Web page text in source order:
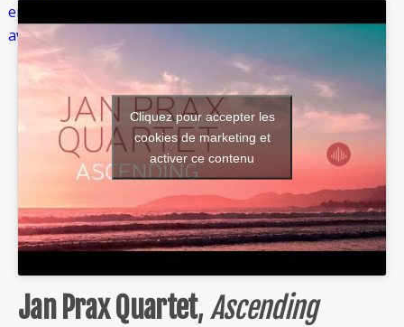
emprunter
aveuglément.
Cliquez pour accepter les
cookies de marketing et
activer ce contenu
Jan Prax Quartet,Ascending